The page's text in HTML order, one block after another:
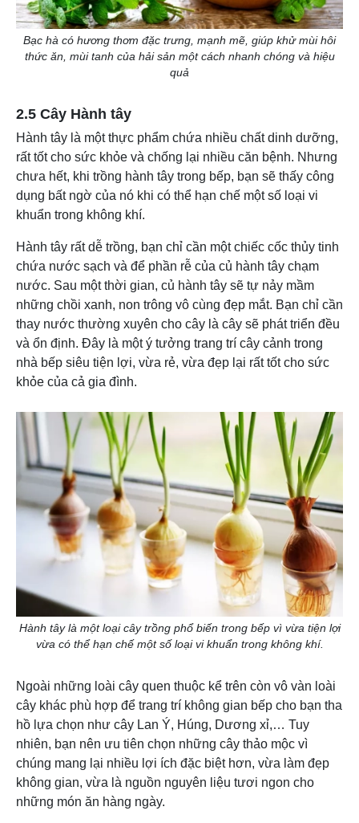
Bạc hà có hương thơm đặc trưng, mạnh mẽ, giúp khử mùi hôi
thức ăn, mùi tanh của hải sản một cách nhanh chóng và hiệu
quả
2.5 Cây Hành tây
Hành tây là một thực phẩm chứa nhiều chất dinh dưỡng,
rất tốt cho sức khỏe và chống lại nhiều căn bệnh. Nhưng
chưa hết, khi trồng hành tây trong bếp, bạn sẽ thấy công
dụng bất ngờ của nó khi có thể hạn chế một số loại vi
khuẩn trong không khí.
Hành tây rất dễ trồng, bạn chỉ cần một chiếc cốc thủy tinh
chứa nước sạch và để phần rễ của củ hành tây chạm
nước. Sau một thời gian, củ hành tây sẽ tự nảy mầm
những chồi xanh, non trông vô cùng đẹp mắt. Bạn chỉ cần
thay nước thường xuyên cho cây là cây sẽ phát triển đều
và ổn định. Đây là một ý tưởng trang trí cây cảnh trong
nhà bếp siêu tiện lợi, vừa rẻ, vừa đẹp lại rất tốt cho sức
khỏe của cả gia đình.
Hành tây là một loại cây trồng phổ biến trong bếp vì vừa tiện lợi
vừa có thể hạn chế một số loại vi khuẩn trong không khí.
Ngoài những loài cây quen thuộc kể trên còn vô vàn loài
cây khác phù hợp để trang trí không gian bếp cho bạn tha
hồ lựa chọn như cây Lan Ý, Húng, Dương xỉ,… Tuy
nhiên, bạn nên ưu tiên chọn những cây thảo mộc vì
chúng mang lại nhiều lợi ích đặc biệt hơn, vừa làm đẹp
không gian, vừa là nguồn nguyên liệu tươi ngon cho
những món ăn hàng ngày.